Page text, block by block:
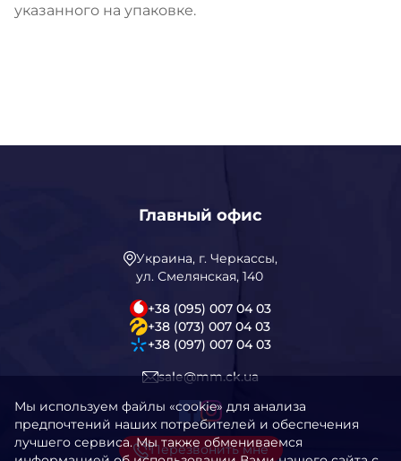
указанного на упаковке.
Главный офис
Украина, г. Черкассы,
ул. Смелянская, 140
+38 (095) 007 04 03
+38 (073) 007 04 03
+38 (097) 007 04 03
sale@mm.ck.ua
Перезвонить мне
Мы используем файлы «cookie» для анализа
предпочтений наших потребителей и обеспечения
лучшего сервиса. Мы также обмениваемся